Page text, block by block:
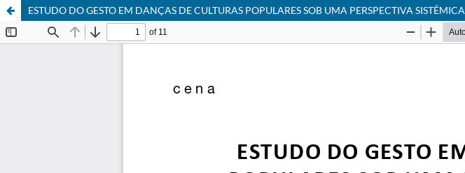
ESTUDO DO GESTO EM DANÇAS DE CULTURAS POPULARES SOB UMA PERSPECTIVA SISTÊMICA